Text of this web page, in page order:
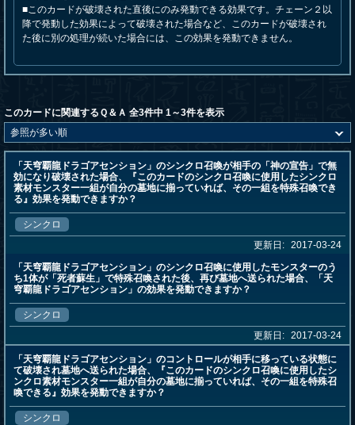
■このカードが破壊された直後にのみ発動できる効果です。チェーン２以
降で発動した効果によって破壊された場合など、このカードが破壊され
た後に別の処理が続いた場合には、この効果を発動できません。
このカードに関連するＱ＆Ａ 全3件中 1～3件を表示
「天穹覇龍ドラゴアセンション」のシンクロ召喚が相手の「神の宣告」で無
効になり破壊された場合、『このカードのシンクロ召喚に使用したシンクロ
素材モンスター一組が自分の墓地に揃っていれば、その一組を特殊召喚でき
る』効果を発動できますか？
シンクロ
更新日: 2017-03-24
「天穹覇龍ドラゴアセンション」のシンクロ召喚に使用したモンスターのう
ち1体が「死者蘇生」で特殊召喚された後、再び墓地へ送られた場合、「天
穹覇龍ドラゴアセンション」の効果を発動できますか？
シンクロ
更新日: 2017-03-24
「天穹覇龍ドラゴアセンション」のコントロールが相手に移っている状態に
て破壊され墓地へ送られた場合、『このカードのシンクロ召喚に使用したシ
ンクロ素材モンスター一組が自分の墓地に揃っていれば、その一組を特殊召
喚できる』効果を発動できますか？
シンクロ